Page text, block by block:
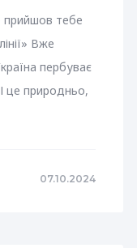
тебе
Вже
пербуває
І це природньо,
07.10.2024